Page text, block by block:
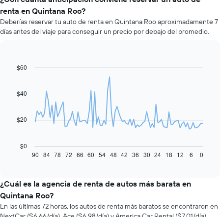
renta en Quintana Roo?
Deberías reservar tu auto de renta en Quintana Roo aproximadamente 7
días antes del viaje para conseguir un precio por debajo del promedio.
Line
91
data
El
gráfico
muestra
el
precio
de
un
Chart
$0
$20
$40
$60
90 84 78 72 66 60 54 48 42 36 30 24 18 12 6 0
¿Cuál es la agencia de renta de autos más barata en
Quintana Roo?
En las últimas 72 horas, los autos de renta más baratos se encontraron en